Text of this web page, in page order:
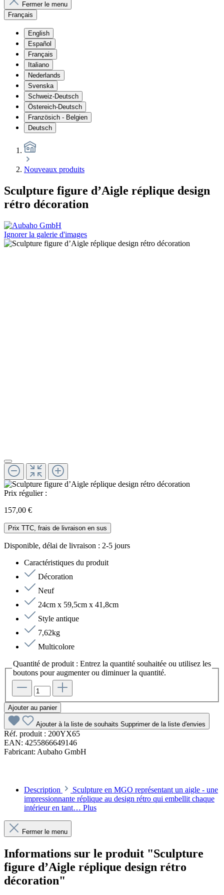
Fermer le menu
Français
English
Español
Français
Italiano
Nederlands
Svenska
Schweiz-Deutsch
Östereich-Deutsch
Französich - Belgien
Deutsch
Nouveaux produits
Sculpture figure d’Aigle réplique design
rétro décoration
Ignorer la galerie d'images
Prix régulier :
157,00 €
Prix TTC, frais de livraison en sus
Disponible, délai de livraison : 2-5 jours
Caractéristiques du produit
Décoration
Neuf
24cm x 59,5cm x 41,8cm
Style antique
7,62kg
Multicolore
Quantité de produit : Entrez la quantité souhaitée ou utilisez les
boutons pour augmenter ou diminuer la quantité.
Ajouter au panier
Ajouter à la liste de souhaits Supprimer de la liste d'envies
Réf. produit : 200YX65
EAN: 4255866649146
Fabricant: Aubaho GmbH
Description
Sculpture en MGO représentant un aigle - une
impressionnante réplique au design rétro qui embellit chaque
intérieur en tant… Plus
Fermer le menu
Informations sur le produit "Sculpture
figure d’Aigle réplique design rétro
décoration"